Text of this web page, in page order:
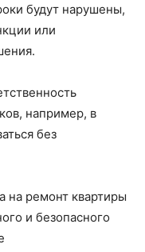
будут нарушены,
или
например, в
без
на ремонт квартиры
и безопасного